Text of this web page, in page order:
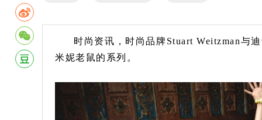
时尚资讯，时尚品牌Stuart Weitzman与
米妮老鼠的系列。